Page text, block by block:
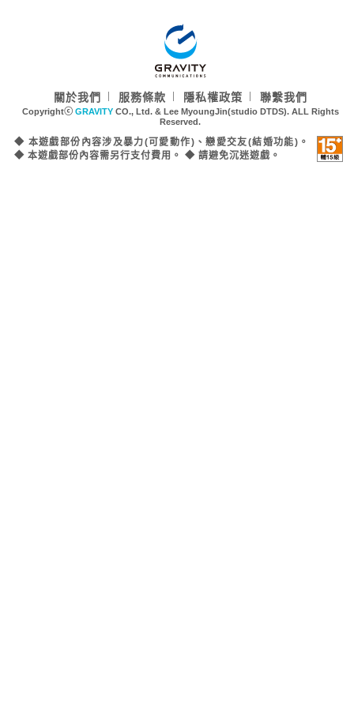
關於我們 服務條款 隱私權政策 聯繫我們
Copyrightⓒ GRAVITYCO., Ltd. & Lee MyoungJin(studio DTDS). ALL Rights
Reserved.
◆ 本遊戲部份內容涉及暴力(可愛動作)、戀愛交友(結婚功能)。
◆ 本遊戲部份內容需另行支付費用。 ◆ 請避免沉迷遊戲。